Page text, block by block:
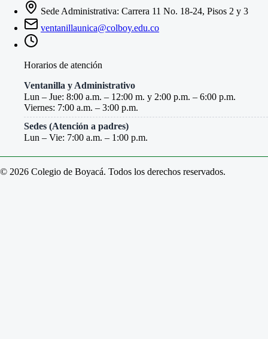
Sede Administrativa: Carrera 11 No. 18-24, Pisos 2 y 3
ventanillaunica@colboy.edu.co
Horarios de atención
Ventanilla y Administrativo
Lun – Jue: 8:00 a.m. – 12:00 m. y 2:00 p.m. – 6:00 p.m.
Viernes: 7:00 a.m. – 3:00 p.m.
Sedes (Atención a padres)
Lun – Vie: 7:00 a.m. – 1:00 p.m.
© 2026 Colegio de Boyacá. Todos los derechos reservados.